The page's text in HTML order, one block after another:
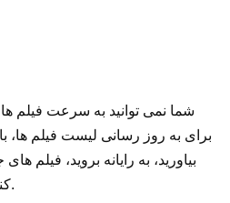
شما نمی توانید به سرعت فیلم
برای به روز رسانی لیست فیلم ها،
بیاورید، به رایانه بروید، فیلم
کنید. خیلی طولانی است.